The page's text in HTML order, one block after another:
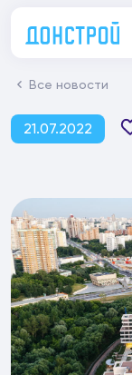
Все новости
21.07.2022